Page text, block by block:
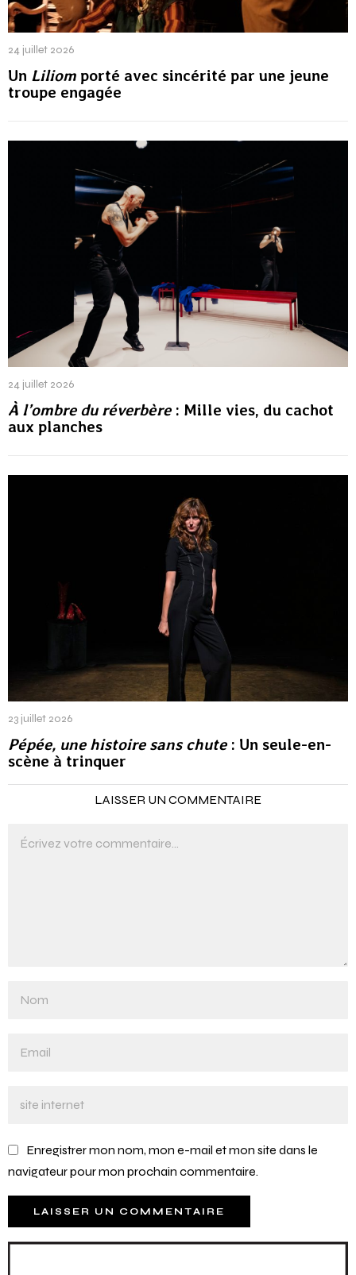
24 juillet 2026
Un Liliom porté avec sincérité par une jeune
troupe engagée
24 juillet 2026
À l’ombre du réverbère: Mille vies, du cachot
aux planches
23 juillet 2026
Pépée, une histoire sans chute: Un seule-en-
scène à trinquer
LAISSER UN COMMENTAIRE
Enregistrer mon nom, mon e-mail et mon site dans le
navigateur pour mon prochain commentaire.